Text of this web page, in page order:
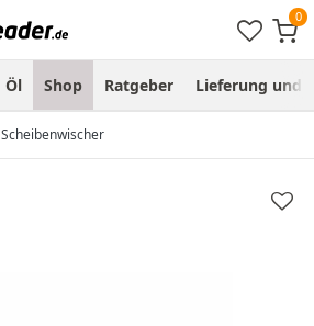
Öl Shop Ratgeber Lieferung und
Scheibenwischer